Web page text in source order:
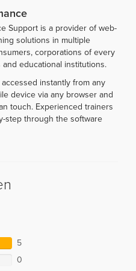
Support is a provider of web-
solutions in multiple
corporations of every
and educational institutions.
instantly from any
device via any browser and
touch. Experienced trainers
step through the software
5
0